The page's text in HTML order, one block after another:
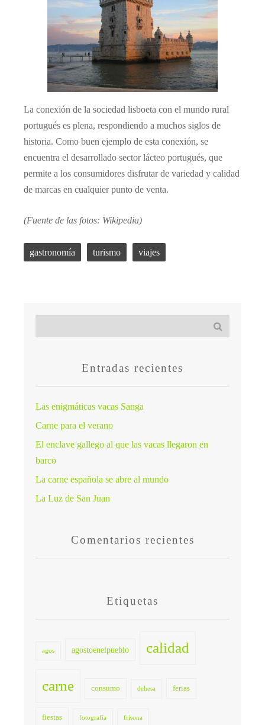
La conexión de la sociedad lisboeta con el mundo rural
portugués es plena, respondiendo a muchos siglos de
historia. Como buen ejemplo de esta conexión, se
encuentra el desarrollado sector lácteo portugués, que
permite a los consumidores disfrutar de variedad y calidad
de marcas en cualquier punto de venta.
(Fuente de las fotos: Wikipedia)
gastronomía turismo viajes
Entradas recientes
Las enigmáticas vacas Sanga
Carne para el verano
El enclave gallego al que las vacas llegaron en
barco
La carne española se abre al mundo
La Luz de San Juan
Comentarios recientes
Etiquetas
agos agostoenelpueblo calidad
carne consumo dehesa ferias
fiestas fotografía frisona